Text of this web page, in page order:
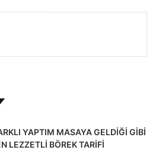
YAPTIM MASAYA GELDİĞİ GİBİ
LEZZETLİ BÖREK TARİFİ